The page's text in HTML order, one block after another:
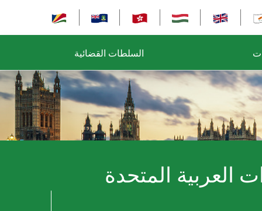
السلطات القضائية
العربية المتحدة